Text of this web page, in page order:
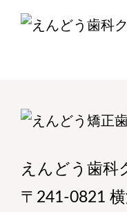
えんどう歯科
〒241-0821